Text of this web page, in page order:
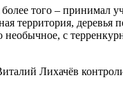
того – принимал
территория, деревья
необычное, с
Лихачёв